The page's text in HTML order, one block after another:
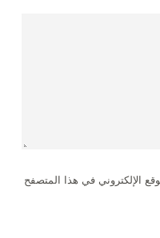
الإلكتروني في هذا المتصفح